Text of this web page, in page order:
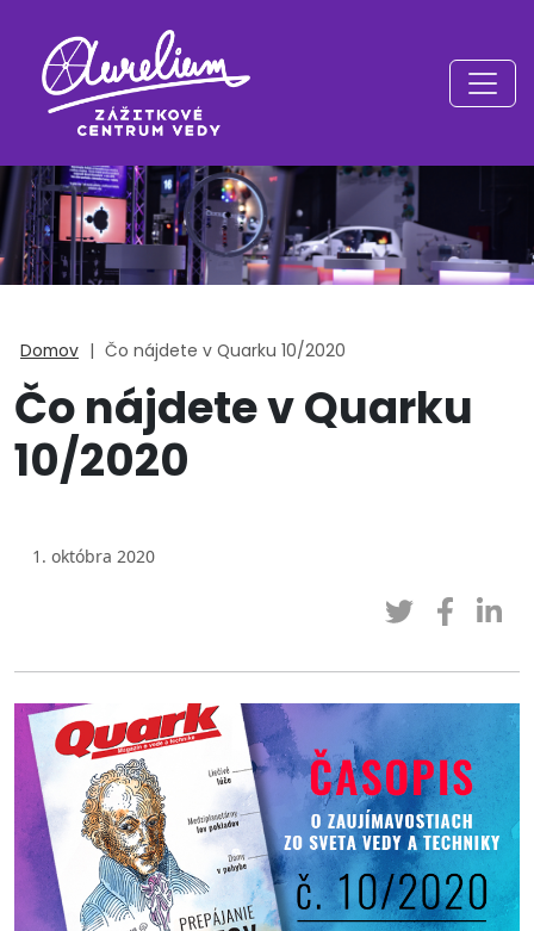
Domov | Čo nájdete v Quarku 10/2020
Čo nájdete v Quarku
10/2020
1. októbra 2020